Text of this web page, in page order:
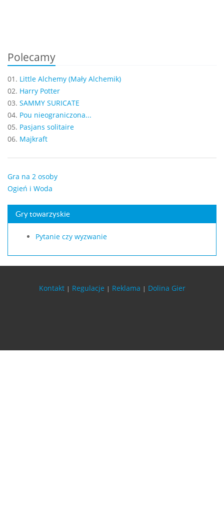
Polecamy
01. Little Alchemy (Mały Alchemik)
02. Harry Potter
03. SAMMY SURICATE
04. Pou nieograniczona...
05. Pasjans solitaire
06. Majkraft
Gra na 2 osoby
Ogień i Woda
Gry towarzyskie
Pytanie czy wyzwanie
Kontakt | Regulacje | Reklama | Dolina Gier